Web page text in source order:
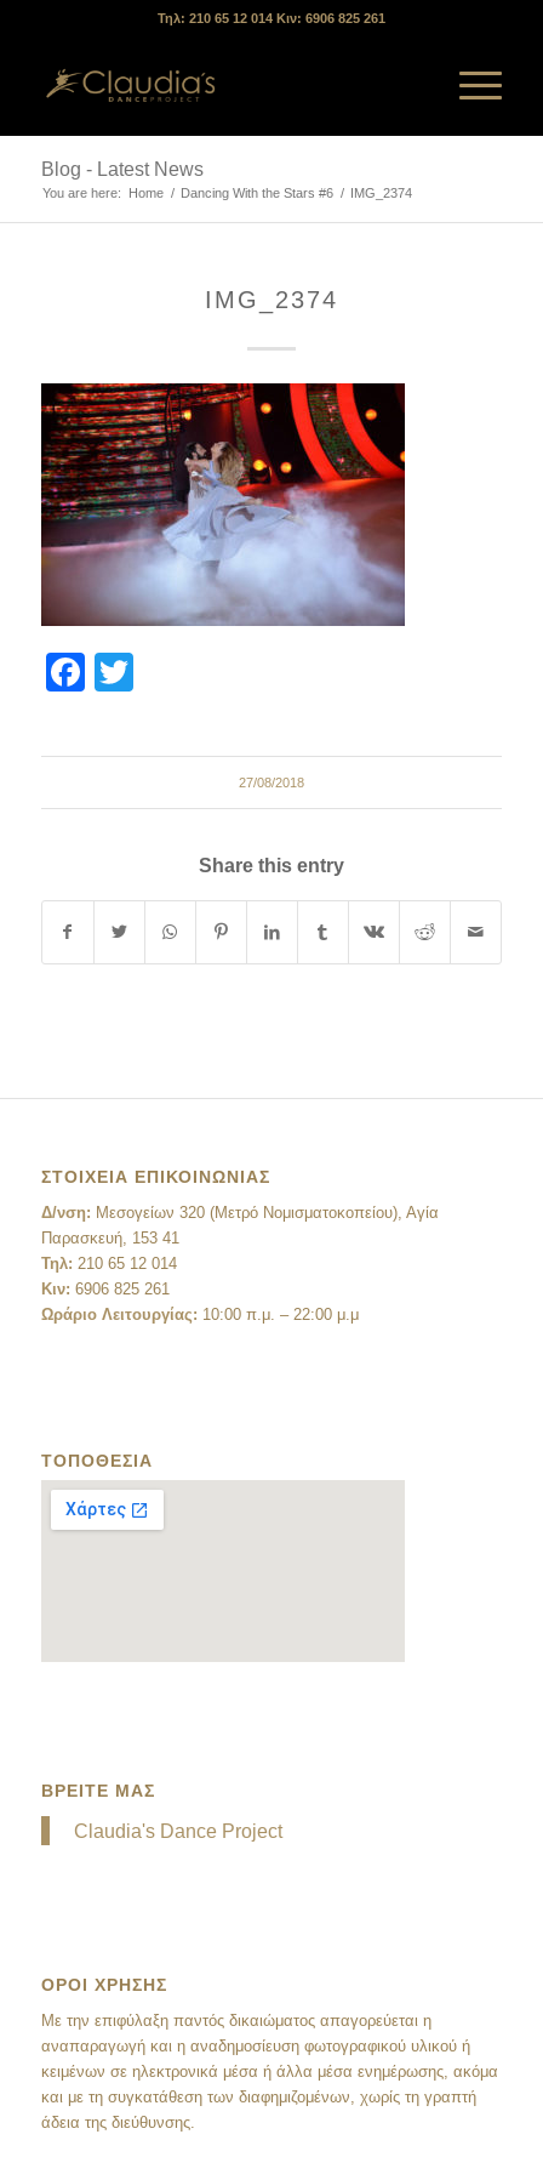
Τηλ: 210 65 12 014 Κιν: 6906 825 261
Blog - Latest News
You are here: Home / Dancing With the Stars #6 / IMG_2374
IMG_2374
Facebook
27/08/2018
Share this entry
ΣΤΟΙΧΕΙΑ ΕΠΙΚΟΙΝΩΝΙΑΣ
Δ/νση: Μεσογείων 320 (Μετρό Νομισματοκοπείου), Αγία
Παρασκευή, 153 41
Τηλ: 210 65 12 014
Κιν: 6906 825 261
Ωράριο Λειτουργίας: 10:00 π.μ. – 22:00 μ.μ
ΤΟΠΟΘΕΣΙΑ
ΒΡΕΙΤΕ ΜΑΣ
Claudia's Dance Project
ΟΡΟΙ ΧΡΗΣΗΣ
Mε την επιφύλαξη παντός δικαιώματος απαγορεύεται η
αναπαραγωγή και η αναδημοσίευση φωτογραφικού υλικού ή
κειμένων σε ηλεκτρονικά μέσα ή άλλα μέσα ενημέρωσης, ακόμα
και με τη συγκατάθεση των διαφημιζομένων, χωρίς τη γραπτή
άδεια της διεύθυνσης.